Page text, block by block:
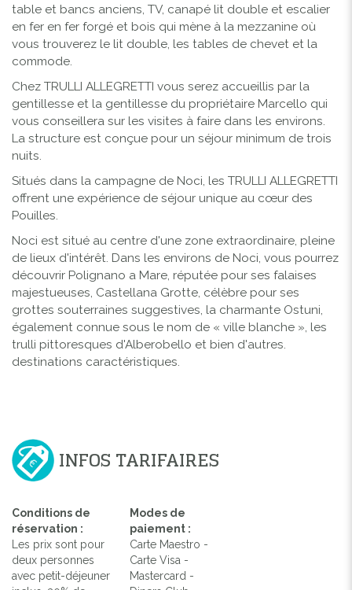
table et bancs anciens, TV, canapé lit double et escalier
en fer en fer forgé et bois qui mène à la mezzanine où
vous trouverez le lit double, les tables de chevet et la
commode.
Chez TRULLI ALLEGRETTI vous serez accueillis par la
gentillesse et la gentillesse du propriétaire Marcello qui
vous conseillera sur les visites à faire dans les environs.
La structure est conçue pour un séjour minimum de trois
nuits.
Situés dans la campagne de Noci, les TRULLI ALLEGRETTI
offrent une expérience de séjour unique au cœur des
Pouilles.
Noci est situé au centre d'une zone extraordinaire, pleine
de lieux d'intérêt. Dans les environs de Noci, vous pourrez
découvrir Polignano a Mare, réputée pour ses falaises
majestueuses, Castellana Grotte, célèbre pour ses
grottes souterraines suggestives, la charmante Ostuni,
également connue sous le nom de « ville blanche », les
trulli pittoresques d'Alberobello et bien d'autres.
destinations caractéristiques.
INFOS TARIFAIRES
Conditions de
réservation :
Les prix sont pour
deux personnes
avec petit-déjeuner
Modes de
paiement :
Carte Maestro -
Carte Visa -
Mastercard -